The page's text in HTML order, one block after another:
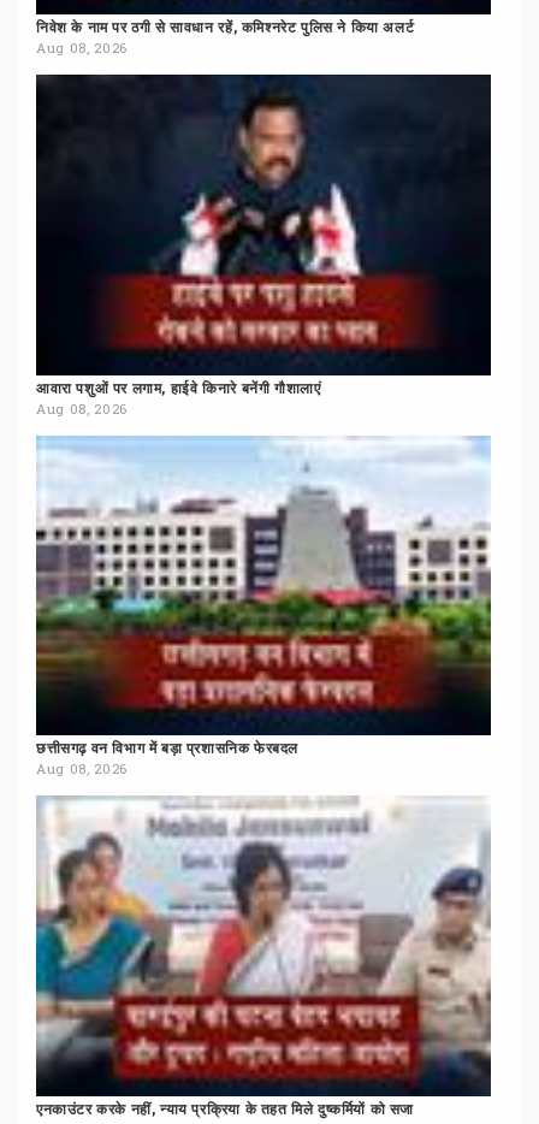
निवेश के नाम पर ठगी से सावधान रहें, कमिश्नरेट पुलिस ने किया अलर्ट
Aug 08, 2026
आवारा पशुओं पर लगाम, हाईवे किनारे बनेंगी गौशालाएं
Aug 08, 2026
छत्तीसगढ़ वन विभाग में बड़ा प्रशासनिक फेरबदल
Aug 08, 2026
एनकाउंटर करके नहीं, न्याय प्रक्रिया के तहत मिले दुष्कर्मियों को सजा